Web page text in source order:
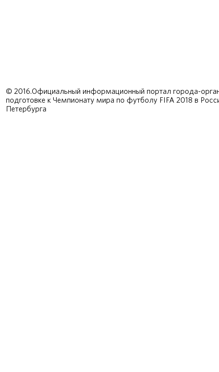
© 2016.Официальный информационный портал города-
подготовке к Чемпионату мира по футболу FIFA 2018 в
Петербурга